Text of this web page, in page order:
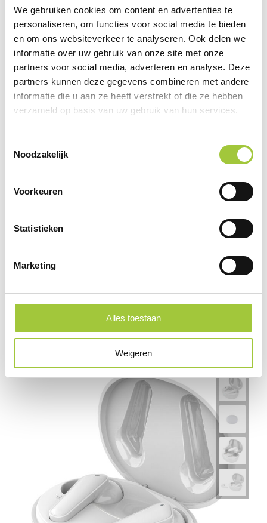
We gebruiken cookies om content en advertenties te
personaliseren, om functies voor social media te bieden
en om ons websiteverkeer te analyseren. Ook delen we
informatie over uw gebruik van onze site met onze
partners voor social media, adverteren en analyse. Deze
partners kunnen deze gegevens combineren met andere
informatie die u aan ze heeft verstrekt of die ze hebben
verzameld op basis van uw gebruik van hun services.
Noodzakelijk
Voorkeuren
Statistieken
Marketing
Alles toestaan
Weigeren
Gerelateerde producten
vanaf € 12,50